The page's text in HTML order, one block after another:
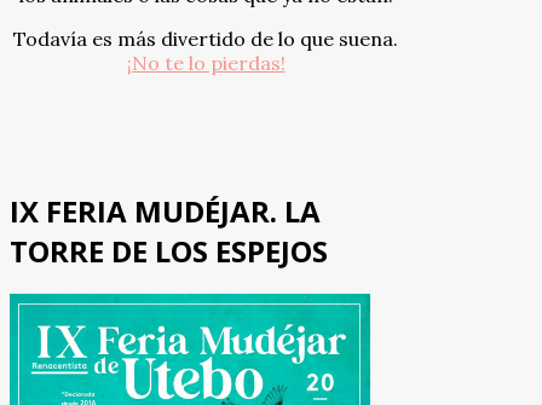
Todavía es más divertido de lo que suena.
¡No te lo pierdas!
IX FERIA MUDÉJAR. LA
TORRE DE LOS ESPEJOS